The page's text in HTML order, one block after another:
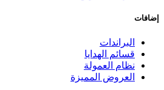
إضافات
البراندات
قسائم الهدايا
نظام العمولة
العروض المميزة